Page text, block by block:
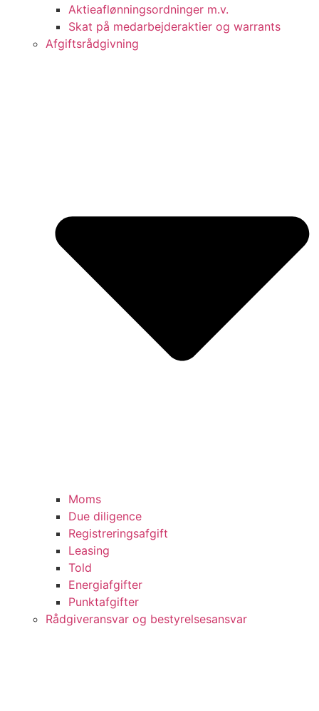
Aktieaflønningsordninger m.v.
Skat på medarbejderaktier og warrants
Afgiftsrådgivning
Moms
Due diligence
Registreringsafgift
Leasing
Told
Energiafgifter
Punktafgifter
Rådgiveransvar og bestyrelsesansvar